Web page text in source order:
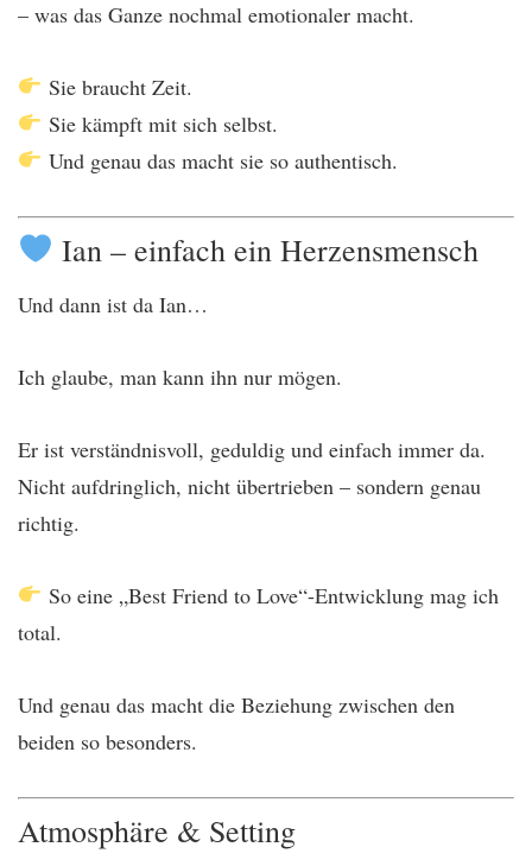
– was das Ganze nochmal emotionaler macht.
Sie braucht Zeit.
Sie kämpft mit sich selbst.
Und genau das macht sie so authentisch.
Ian – einfach ein Herzensmensch
Und dann ist da Ian…
Ich glaube, man kann ihn nur mögen.
Er ist verständnisvoll, geduldig und einfach immer da.
Nicht aufdringlich, nicht übertrieben – sondern genau
richtig.
So eine „Best Friend to Love“-Entwicklung mag ich
total.
Und genau das macht die Beziehung zwischen den
beiden so besonders.
Atmosphäre & Setting